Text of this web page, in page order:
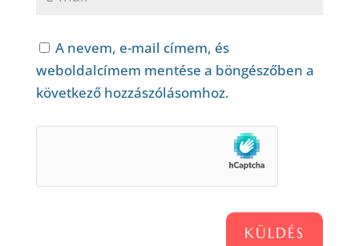
A nevem, e-mail címem, és
weboldalcímem mentése a böngészőben a
következő hozzászólásomhoz.
KÜLDÉS